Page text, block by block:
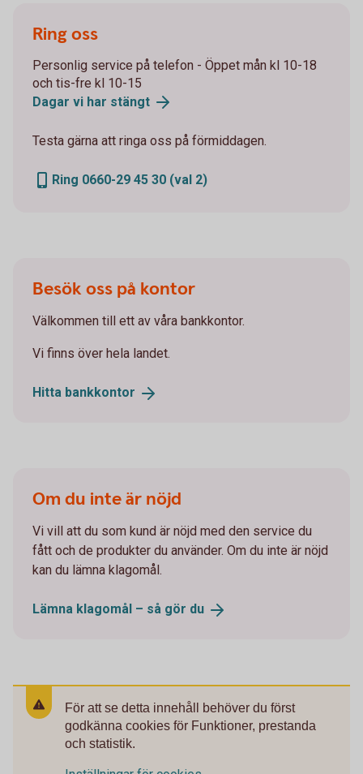
Ring oss
Personlig service på telefon - Öppet mån kl 10-18
och tis-fre kl 10-15
Dagar vi har stängt
Testa gärna att ringa oss på förmiddagen.
Ring 0660-29 45 30 (val 2)
Besök oss på kontor
Välkommen till ett av våra bankkontor.
Vi finns över hela landet.
Hitta bankkontor
Om du inte är nöjd
Vi vill att du som kund är nöjd med den service du
fått och de produkter du använder. Om du inte är nöjd
kan du lämna klagomål.
Lämna klagomål – så gör du
För att se detta innehåll behöver du först
godkänna cookies för Funktioner, prestanda
och statistik.